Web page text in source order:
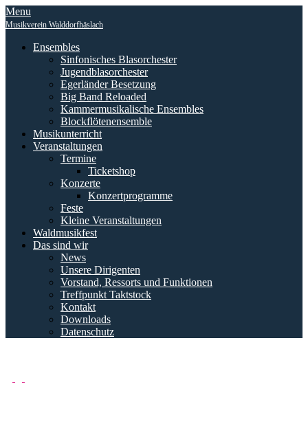
Skip
to
Menu
Musikverein Walddorfhäslach
Ensembles
Sinfonisches Blasorchester
Jugendblasorchester
Egerländer Besetzung
Big Band Reloaded
Kammermusikalische Ensembles
Blockflötenensemble
Musikunterricht
Veranstaltungen
Termine
Ticketshop
Konzerte
Konzertprogramme
Feste
Kleine Veranstaltungen
Waldmusikfest
Das sind wir
News
Unsere Dirigenten
Vorstand, Ressorts und Funktionen
Treffpunkt Taktstock
Kontakt
Downloads
Datenschutz